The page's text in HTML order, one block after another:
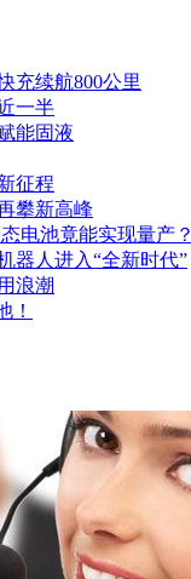
充续航800公里
一半
能固液
征程
攀新高峰
电池竟能实现量产？
器人进入“全新时代”
浪潮
！